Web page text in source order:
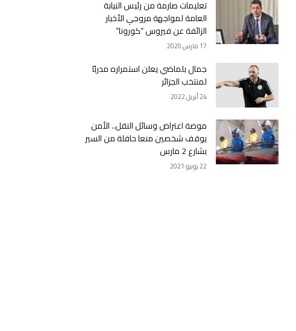
تعليمات صارمة من رئيس النيابة
العامة لمواجهة مروجي الأخبار
الزائفة عن فيروس “كورونا”
17 مارس 2020
جمال بلماضي يعلن استمراره مدربًا
لمنتخب الجزائر
24 أبريل 2022
موضة اعتراض وسائل النقل.. الأمن
يوقف شخصين منعا حافلة من السير
بشارع 2 مارس
22 يونيو 2021